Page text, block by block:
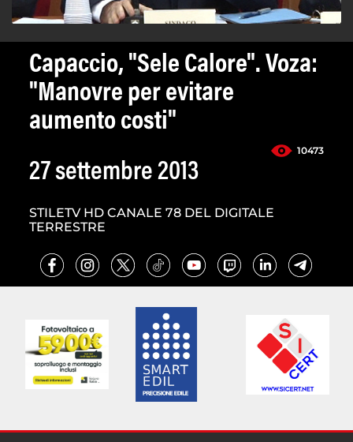
Capaccio, "Sele Calore". Voza:
"Manovre per evitare
aumento costi"
10473
27 settembre 2013
STILETV HD CANALE 78 DEL DIGITALE
TERRESTRE